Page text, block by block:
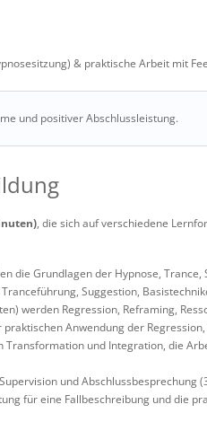
& praktische Arbeit mit
und positiver Abschlussleistung.
, die sich auf verschiedene
die Grundlagen der Hypnose,
Suggestion,
werden Regression, Reframing,
Anwendung der
Transformation und Integration, die
und Abschlussbesprechung
für eine Fallbeschreibung und die